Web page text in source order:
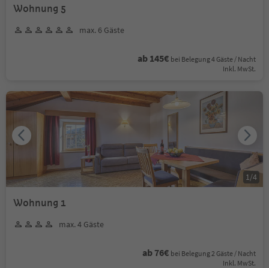
Wohnung 5
max. 6 Gäste
ab 145€ bei Belegung 4 Gäste / Nacht
Inkl. MwSt.
Wohnung 1
max. 4 Gäste
ab 76€ bei Belegung 2 Gäste / Nacht
Inkl. MwSt.
1 /4